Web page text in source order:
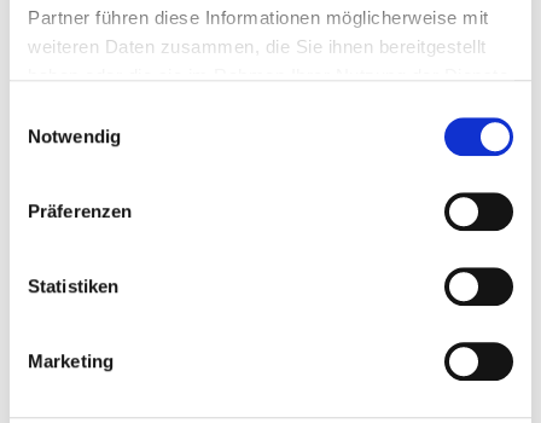
Partner führen diese Informationen möglicherweise mit
weiteren Daten zusammen, die Sie ihnen bereitgestellt
Notwendig
Präferenzen
Statistiken
Marketing
Teilen